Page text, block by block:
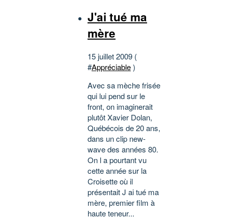
J'ai tué ma
mère
15 juillet 2009 (
#Appréciable)
Avec sa mèche frisée
qui lui pend sur le
front, on imaginerait
plutôt Xavier Dolan,
Québécois de 20 ans,
dans un clip new-
wave des années 80.
On l a pourtant vu
cette année sur la
Croisette où il
présentait J ai tué ma
mère, premier film à
haute teneur...